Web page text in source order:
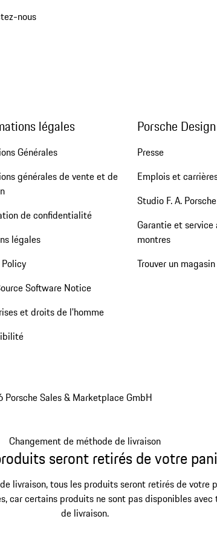
nous
légales
Générales
générales de vente et de
de confidentialité
légales
Software Notice
et droits de l'homme
Porsche Design
Presse
Emplois et
Studio F. A. Porsche
Garantie et
montres
Trouver un magasin
Sales & Marketplace GmbH
Changement de méthode de livraison
seront retirés de votre
livraison, tous les produits seront retirés de votre
car certains produits ne sont pas disponibles avec
de livraison.